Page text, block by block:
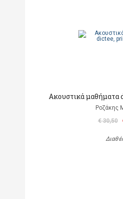
Ακουστικά
Ροζάκης
€ 30,50